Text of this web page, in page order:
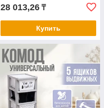
28 013,26 ₸
Купить